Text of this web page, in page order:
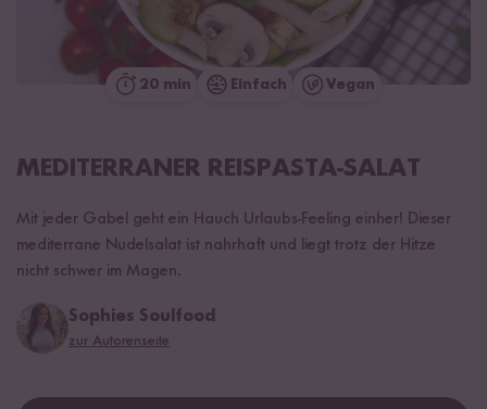
20 min Einfach Vegan
MEDITERRANER REISPASTA-SALAT
Mit jeder Gabel geht ein Hauch Urlaubs-Feeling einher! Dieser
mediterrane Nudelsalat ist nahrhaft und liegt trotz der Hitze
nicht schwer im Magen.
Sophies Soulfood
zur Autorenseite